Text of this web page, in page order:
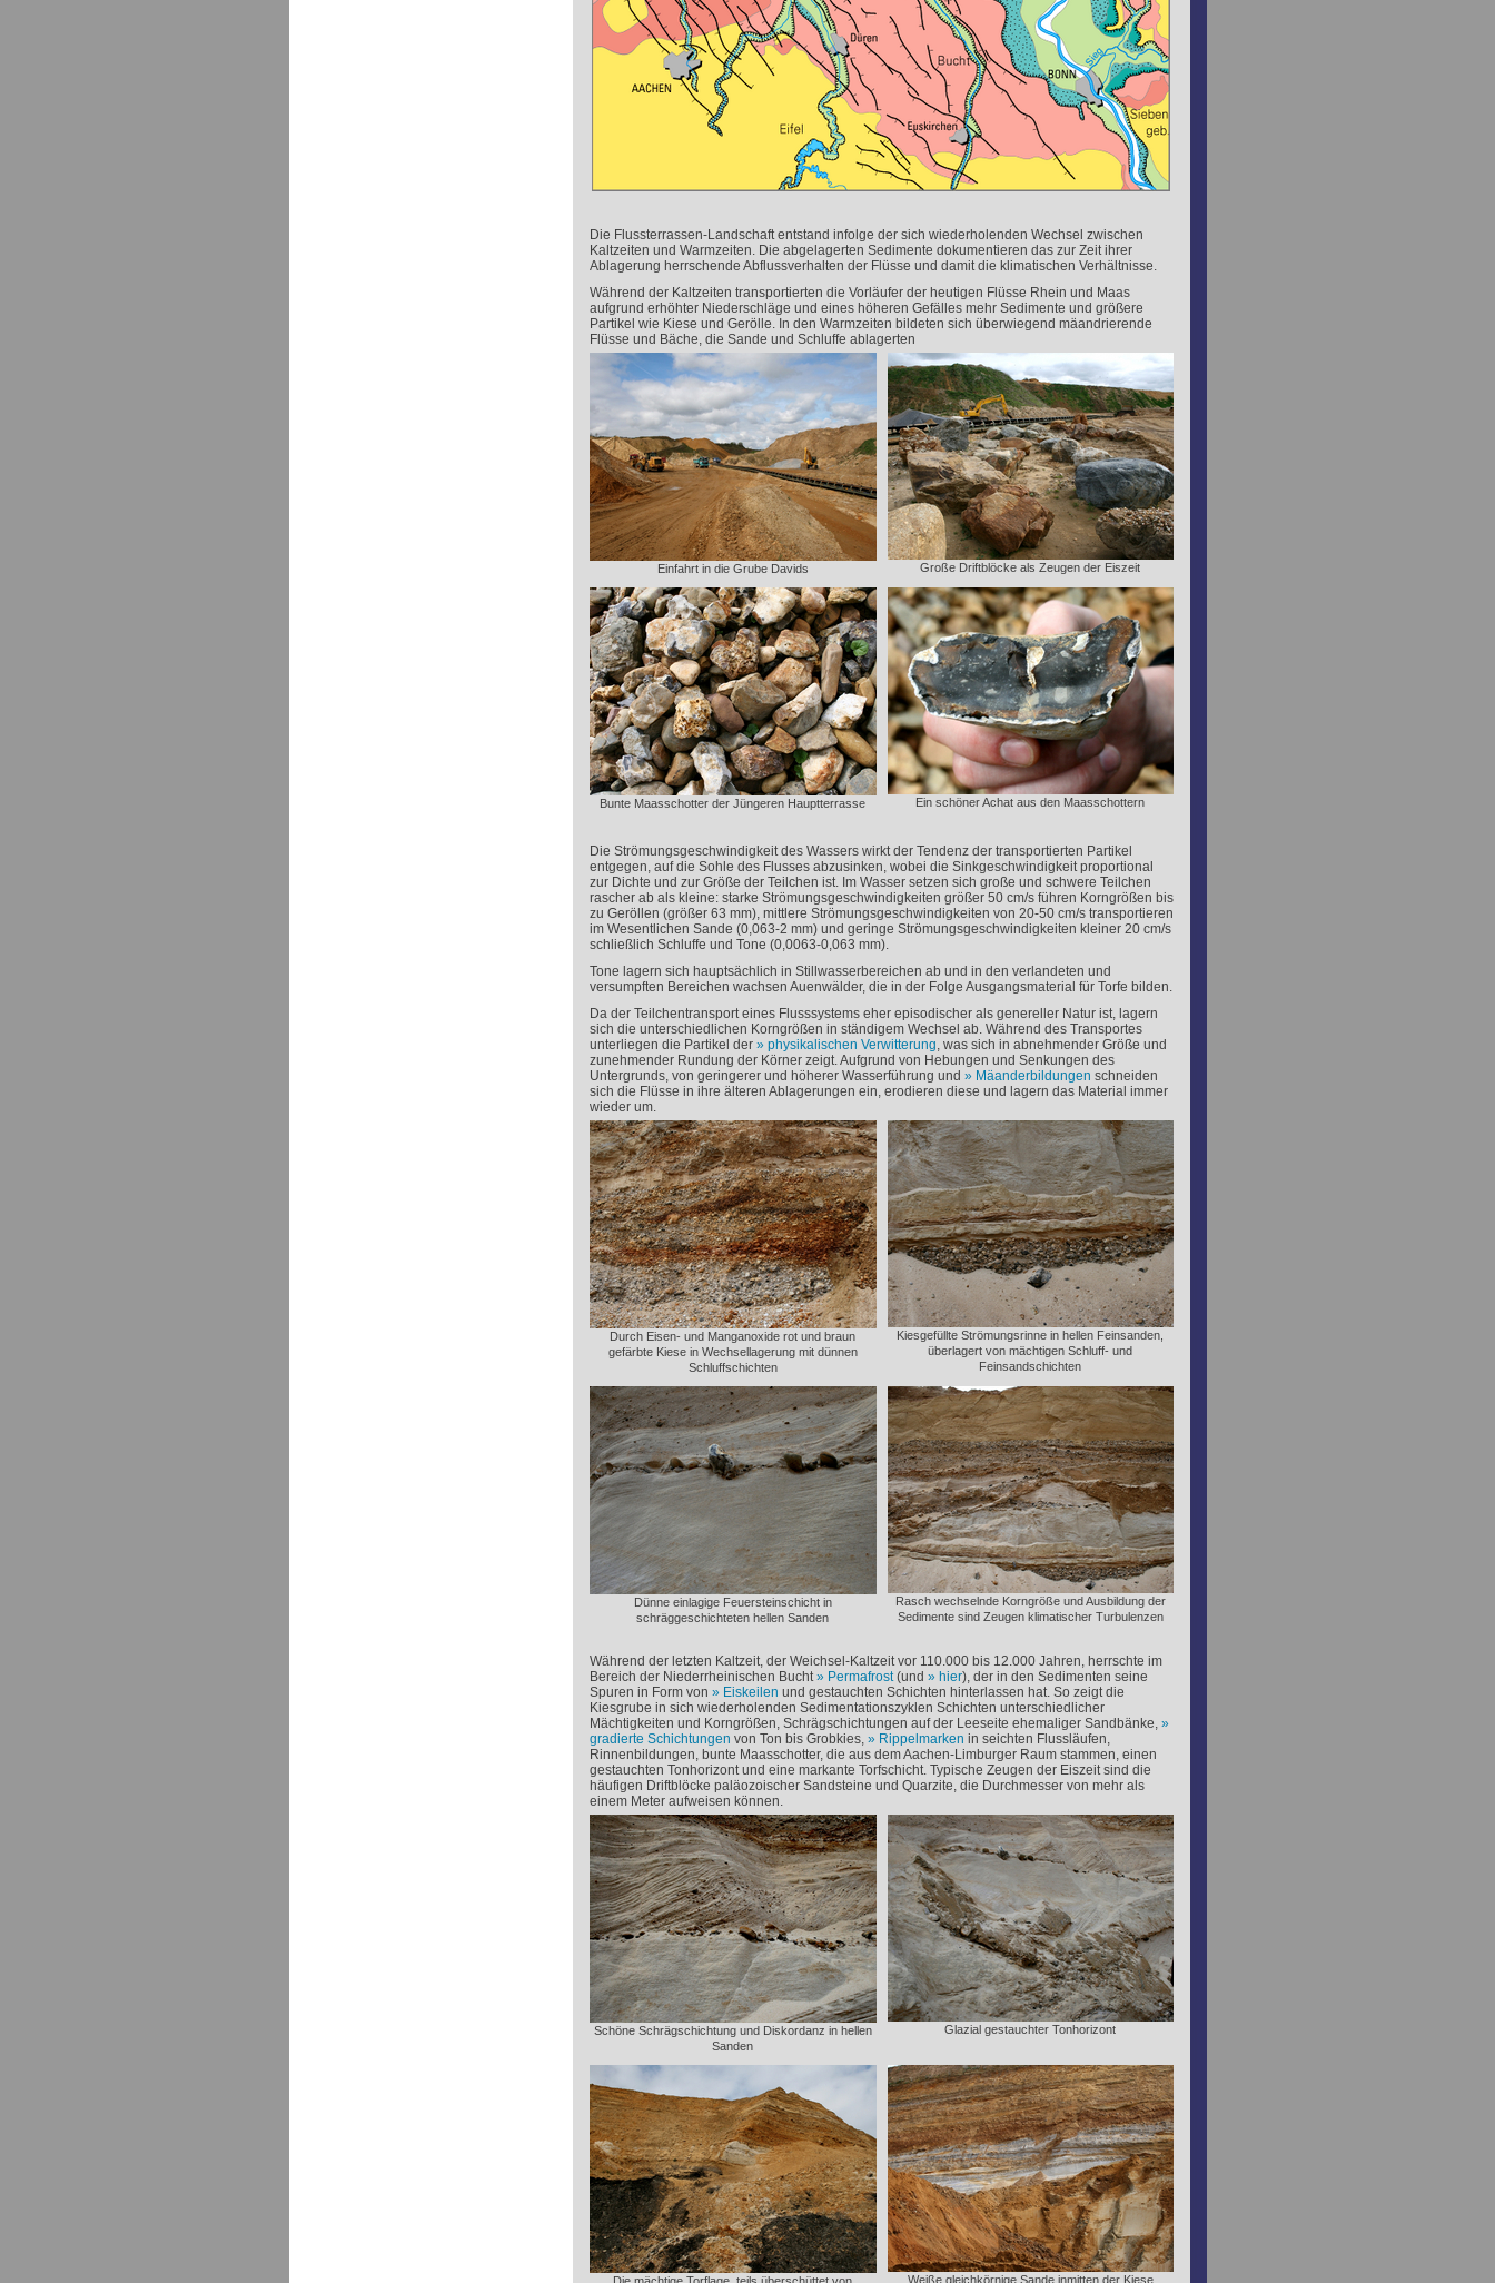
Die Flussterrassen-Landschaft entstand infolge der sich wiederholenden Wechsel zwischen
Kaltzeiten und Warmzeiten. Die abgelagerten Sedimente dokumentieren das zur Zeit ihrer
Ablagerung herrschende Abflussverhalten der Flüsse und damit die klimatischen Verhältnisse.
Während der Kaltzeiten transportierten die Vorläufer der heutigen Flüsse Rhein und Maas
aufgrund erhöhter Niederschläge und eines höheren Gefälles mehr Sedimente und größere
Partikel wie Kiese und Gerölle. In den Warmzeiten bildeten sich überwiegend mäandrierende
Flüsse und Bäche, die Sande und Schluffe ablagerten
Einfahrt in die Grube Davids Große Driftblöcke als Zeugen der Eiszeit
Bunte Maasschotter der Jüngeren Hauptterrasse Ein schöner Achat aus den Maasschottern
Die Strömungsgeschwindigkeit des Wassers wirkt der Tendenz der transportierten Partikel
entgegen, auf die Sohle des Flusses abzusinken, wobei die Sinkgeschwindigkeit proportional
zur Dichte und zur Größe der Teilchen ist. Im Wasser setzen sich große und schwere Teilchen
rascher ab als kleine: starke Strömungsgeschwindigkeiten größer 50 cm/s führen Korngrößen bis
zu Geröllen (größer 63 mm), mittlere Strömungsgeschwindigkeiten von 20-50 cm/s transportieren
im Wesentlichen Sande (0,063-2 mm) und geringe Strömungsgeschwindigkeiten kleiner 20 cm/s
schließlich Schluffe und Tone (0,0063-0,063 mm).
Tone lagern sich hauptsächlich in Stillwasserbereichen ab und in den verlandeten und
versumpften Bereichen wachsen Auenwälder, die in der Folge Ausgangsmaterial für Torfe bilden.
Da der Teilchentransport eines Flusssystems eher episodischer als genereller Natur ist, lagern
sich die unterschiedlichen Korngrößen in ständigem Wechsel ab. Während des Transportes
unterliegen die Partikel der
physikalischen Verwitterung, was sich in abnehmender Größe und
zunehmender Rundung der Körner zeigt. Aufgrund von Hebungen und Senkungen des
Untergrunds, von geringerer und höherer Wasserführung und
Mäanderbildungen schneiden
sich die Flüsse in ihre älteren Ablagerungen ein, erodieren diese und lagern das Material immer
wieder um.
Durch Eisen- und Manganoxide rot und braun
gefärbte Kiese in Wechsellagerung mit dünnen
Schluffschichten
Kiesgefüllte Strömungsrinne in hellen Feinsanden,
überlagert von mächtigen Schluff- und
Feinsandschichten
Dünne einlagige Feuersteinschicht in
schräggeschichteten hellen Sanden
Rasch wechselnde Korngröße und Ausbildung der
Sedimente sind Zeugen klimatischer Turbulenzen
Während der letzten Kaltzeit, der Weichsel-Kaltzeit vor 110.000 bis 12.000 Jahren, herrschte im
Bereich der Niederrheinischen Bucht
Permafrost(und hier), der in den Sedimenten seine
Spuren in Form von
Eiskeilen und gestauchten Schichten hinterlassen hat. So zeigt die
Kiesgrube in sich wiederholenden Sedimentationszyklen Schichten unterschiedlicher
Mächtigkeiten und Korngrößen, Schrägschichtungen auf der Leeseite ehemaliger Sandbänke,
gradierte Schichtungen von Ton bis Grobkies, Rippelmarken in seichten Flussläufen,
Rinnenbildungen, bunte Maasschotter, die aus dem Aachen-Limburger Raum stammen, einen
gestauchten Tonhorizont und eine markante Torfschicht. Typische Zeugen der Eiszeit sind die
häufigen Driftblöcke paläozoischer Sandsteine und Quarzite, die Durchmesser von mehr als
einem Meter aufweisen können.
Schöne Schrägschichtung und Diskordanz in hellen
Sanden
Glazial gestauchter Tonhorizont
Weiße gleichkörnige Sande inmitten der Kiese